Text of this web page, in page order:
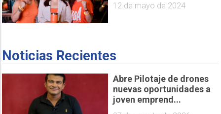
12 de mayo de 2024
Noticias Recientes
Abre Pilotaje de drones
nuevas oportunidades a
joven emprend...